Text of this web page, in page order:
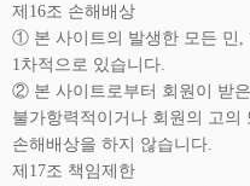
제16조 손해배상
① 본 사이트의 발생한 모든 민,
1차적으로 있습니다.
② 본 사이트로부터 회원이 받
불가항력적이거나 회원의 고의
손해배상을 하지 않습니다.
제17조 책임제한